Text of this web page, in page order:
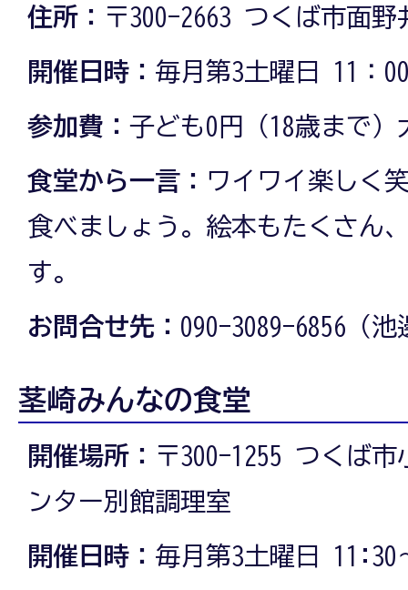
住所： 〒300-2663 つくば市面
開催日時： 毎月第3土曜日 11：
参加費： 子ども0円（18歳まで）
食堂から一言： ワイワイ楽しく
食べましょう。絵本もたくさん
す。
お問合せ先： 090-3089-6856（池
茎崎みんなの食堂
開催場所： 〒300-1255 つくば
ンター別館調理室
開催日時： 毎月第3土曜日 11:30